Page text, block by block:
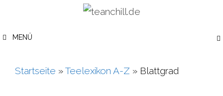
springen
MENÜ
Startseite »Teelexikon A-Z » Blattgrad